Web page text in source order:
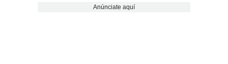
Anúnciate aquí